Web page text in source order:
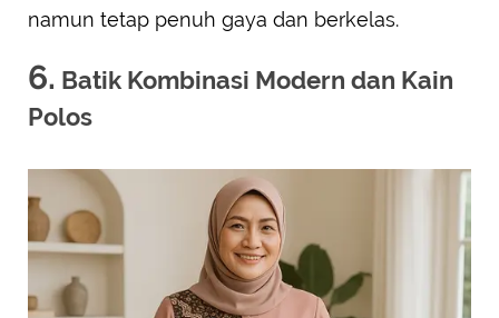
namun tetap penuh gaya dan berkelas.
6. Batik Kombinasi Modern dan Kain
Polos